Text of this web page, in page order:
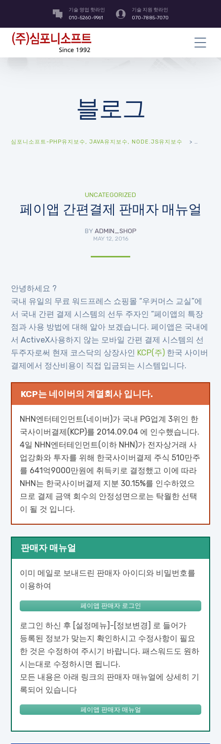
기술 영업 핫라인
010-5260-9961
기술 지원 핫라인
070-7885-7070
블로그
심포니소프트-PHP유지보수, JAVA유지보수, NODE.JS유지보수 >
UNCATEGORIZED
페이앱 간편결제 판매자 매뉴얼
BY ADMIN_SHOP
MAY 12, 2016
안녕하세요 ?
국내 유일의 무료 워드프레스 쇼핑몰 “우커머스 교실”에
서 국내 간편 결제 시스템의 선두 주자인 “페이앱의 특장
점과 사용 방법에 대해 알아 보겠습니다. 페이앱은 국내에
서 ActiveX사용하지 않는 모바일 간편 결제 시스템의 선
두주자로써 현재 코스닥의 상장사인 KCP(주) 한국 사이버
결제에서 정산비용이 직접 입금되는 시스템입니다.
KCP는 네이버의 계열회사 입니다.
NHN엔터테인먼트(네이버)가 국내 PG업계 3위인 한
국사이버결제(KCP)를 2014.09.04 에 인수했습니다.
4일 NHN엔터테인먼트(이하 NHN)가 전자상거래 사
업강화와 투자를 위해 한국사이버결제 주식 510만주
를 641억9000만원에 취득키로 결정했고 이에 따라
NHN는 한국사이버결제 지분 30.15%를 인수하였으
므로 결제 금액 회수의 안정성면으로는 탁월한 선택
이 될 것 입니다.
판매자 매뉴얼
이미 메일로 보내드린 판매자 아이디와 비밀번호를
이용하여
페이앱 판매자 로그인
로그인 하신 후 [설정메뉴]-[정보변경] 로 들어가
등록된 정보가 맞는지 확인하시고 수정사항이 필요
한 것은 수정하여 주시기 바랍니다. 패스워드도 원하
시는대로 수정하시면 됩니다.
모든 내용은 아래 링크의 판매자 매뉴얼에 상세히 기
록되어 있습니다
페이앱 판매자 매뉴얼